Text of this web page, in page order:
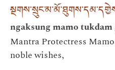
ngaksung mamo tukdam
Mantra Protectress
noble wishes,